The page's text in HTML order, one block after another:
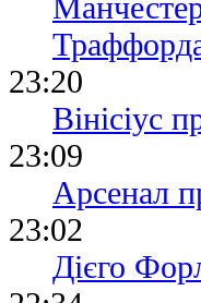
23:20
Вінісіус
23:09
Арсенал
23:02
Дієго